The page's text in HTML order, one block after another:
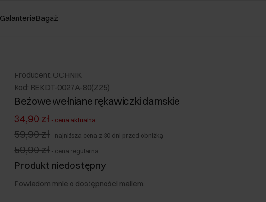
GalanteriaBagaż
Producent: OCHNIK
Kod: REKDT-0027A-80(Z25)
Beżowe wełniane rękawiczki damskie
34,90 zł - cena aktualna
59,90 zł - najniższa cena z 30 dni przed obniżką
59,90 zł - cena regularna
Produkt niedostępny
Powiadom mnie o dostępności mailem.